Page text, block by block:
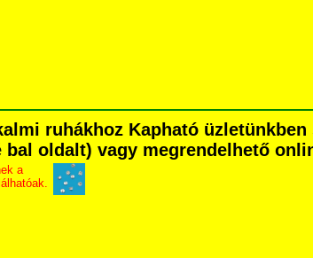
ruhákhoz Kapható
oldalt) vagy megrendelhető
a